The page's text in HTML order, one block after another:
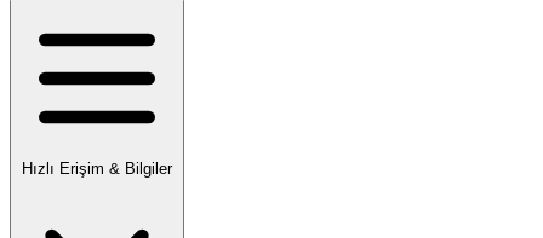
Hızlı Erişim & Bilgiler